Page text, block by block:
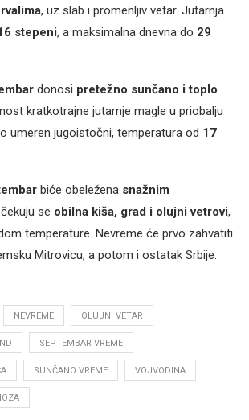
, uz slab i promenljiv vetar. Jutarnja
stepeni, a maksimalna dnevna do 29
donosi pretežno sunčano i toplo
kratkotrajne jutarnje magle u priobalju
umeren jugoistočni, temperatura od 17
biće obeležena snažnim
se obilna kiša, grad i olujni vetrovi,
temperature. Nevreme će prvo zahvatiti
Mitrovicu, a potom i ostatak Srbije.
NEVREME OLUJNI VETAR
SEPTEMBAR VREME
SUNČANO VREME VOJVODINA